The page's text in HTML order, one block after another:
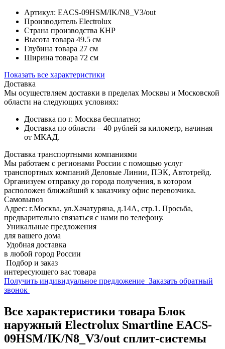
Артикул: EACS-09HSM/IK/N8_V3/out
Производитель Electrolux
Страна производства КНР
Высота товара 49.5 см
Глубина товара 27 см
Ширина товара 72 см
Показать все характеристики
Доставка
Мы осуществляем доставки в пределах Москвы и Московской
области на следующих условиях:
Доставка по г. Москва бесплатно;
Доставка по области – 40 рублей за километр, начиная
от МКАД.
Доставка транспортными компаниями
Мы работаем с регионами России с помощью услуг
транспортных компаний Деловые Линии, ПЭК, Автотрейд.
Организуем отправку до города получения, в котором
расположен ближайший к заказчику офис перевозчика.
Самовывоз
Адрес: г.Москва, ул.Хачатуряна, д.14А, стр.1. Просьба,
предварительно связаться с нами по телефону.
Уникальные предложения
для вашего дома
Удобная доставка
в любой город России
Подбор и заказ
интересующего вас товара
Получить индивидуальное предложение Заказать обратный
звонок
Все характеристики товара Блок
наружный Electrolux Smartline EACS-
09HSM/IK/N8_V3/out сплит-системы